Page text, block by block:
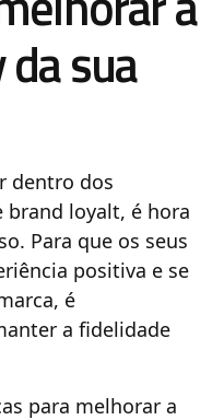
sua
dentro dos
brand loyalt, é hora
Para que os seus
positiva e se
é
a fidelidade
para melhorar a